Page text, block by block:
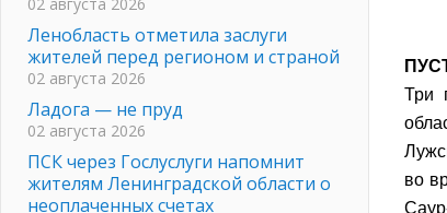
Три
во
Ленобласть отметила заслуги
жителей перед регионом и страной
02 августа 2026
Ладога — не пруд
02 августа 2026
ПСК через Гослуслуги напомнит
жителям Ленинградской области о
неоплаченных счетах